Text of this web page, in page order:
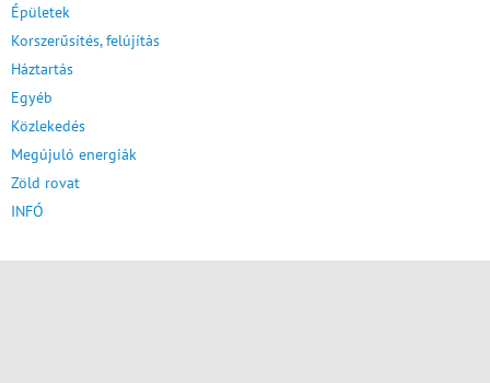
Épületek
Korszerűsítés, felújítás
Háztartás
Egyéb
Közlekedés
Megújuló energiák
Zöld rovat
INFÓ